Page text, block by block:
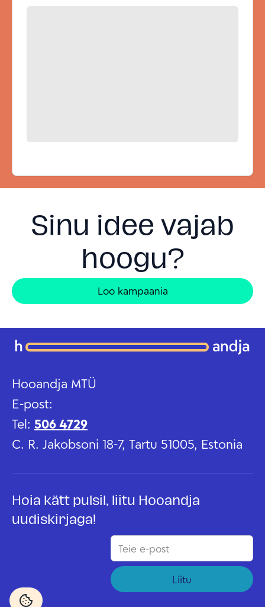
Sinu idee vajab
hoogu?
Loo kampaania
Hooandja MTÜ
E-post:
Tel: 506 4729
C. R. Jakobsoni 18-7, Tartu 51005, Estonia
Hoia kätt pulsil, liitu Hooandja
uudiskirjaga!
Liitu